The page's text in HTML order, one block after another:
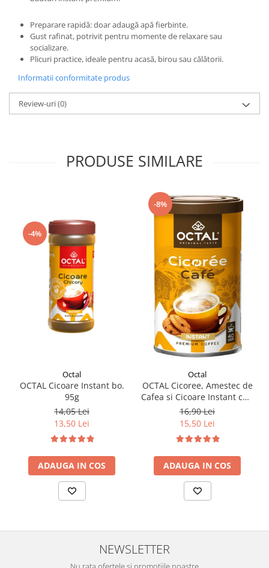
Preparare rapidă: doar adaugă apă fierbinte.
Gust rafinat, potrivit pentru momente de relaxare sau
socializare.
Plicuri practice, ideale pentru acasă, birou sau călătorii.
Informatii conformitate produs
Review-uri(0)
PRODUSE SIMILARE
-4%
Octal
OCTAL Cicoare Instant bo.
95g
14,05 Lei
13,50 Lei
ADAUGA IN COS
-8%
Octal
OCTAL Cicoree, Amestec de
Cafea si Cicoare Instant cut.
100g
16,90 Lei
15,50 Lei
ADAUGA IN COS
NEWSLETTER